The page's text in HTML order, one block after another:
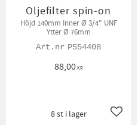
Oljefilter spin-on
Höjd 140mm Inner Ø 3/4" UNF
Ytter Ø 76mm
P554408
88,00KR
8 st i lager